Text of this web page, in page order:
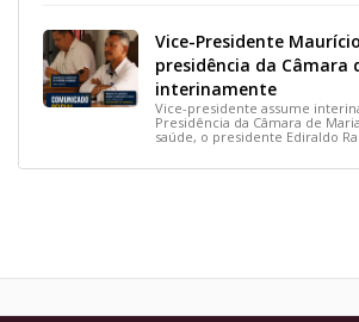
Vice-Presidente
presidência da Câmara
interinamente
Vice-presidente assume
Presidência da Câmara de
saúde, o presidente Ediraldo